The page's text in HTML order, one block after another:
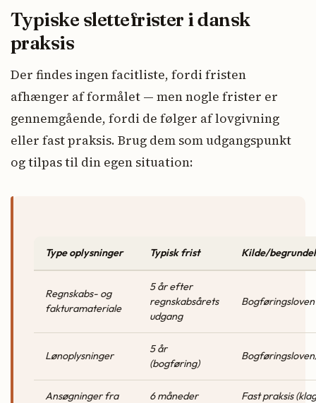
Typiske slettefrister i dansk
praksis
Der findes ingen facitliste, fordi fristen
afhænger af formålet — men nogle frister er
gennemgående, fordi de følger af lovgivning
eller fast praksis. Brug dem som udgangspunkt
og tilpas til din egen situation:
Type oplysninger Typisk frist Kilde/
Regnskabs- og
fakturamateriale
5 år efter
regnskabsårets
udgang
Bogføringsloven
Lønoplysninger
5 år
(bogføring)
Ansøgninger fra
6 måneder
Fast praksis